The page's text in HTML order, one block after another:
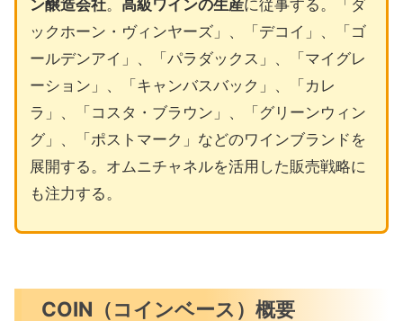
ン醸造会社。 高級ワインの生産に従事する。「ダ
ックホーン・ヴィンヤーズ」、「デコイ」、「ゴ
ールデンアイ」、「パラダックス」、「マイグレ
ーション」、「キャンバスバック」、「カレ
ラ」、「コスタ・ブラウン」、「グリーンウィン
グ」、「ポストマーク」などのワインブランドを
展開する。オムニチャネルを活用した販売戦略に
も注力する。
COIN（コインベース）概要